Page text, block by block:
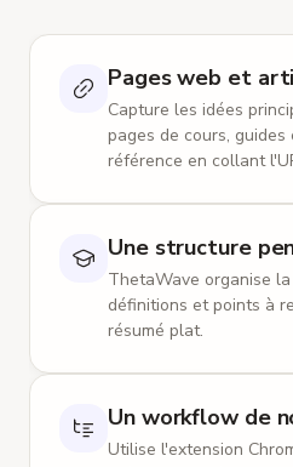
benzodiazépines
Rôle du sommeil
expériences de la
Sommeil REM:associé à
connaissances dans les
Pertinence aux examens:
sautent la fenêtre de
baisse de 30–60%.
de sommeil lent et
mesurable.
Pages web et
Capture les idées
pages de cours,
référence en collant
Une structure
ThetaWave organise
définitions et points à
résumé plat.
Un workflow de
Utilise l'extension